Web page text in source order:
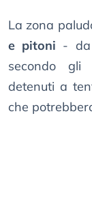
La zona
e pitoni - da
secondo gli
detenuti a
che